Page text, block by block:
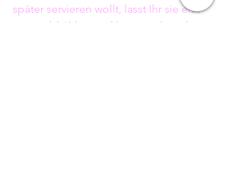
später servieren wollt, lasst Ihr sie erst
etwas abkühlen und legt sie danach in